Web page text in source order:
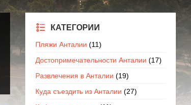
КАТЕГОРИИ
Пляжи Анталии (11)
Достопримечательности Анталии (17)
Развлечения в Анталии (19)
Куда съездить из Анталии (27)